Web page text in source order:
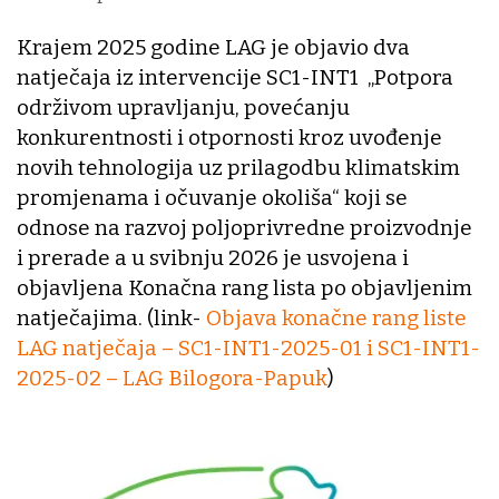
Krajem 2025 godine LAG je objavio dva
natječaja iz intervencije SC1-INT1 „Potpora
održivom upravljanju, povećanju
konkurentnosti i otpornosti kroz uvođenje
novih tehnologija uz prilagodbu klimatskim
promjenama i očuvanje okoliša“ koji se
odnose na razvoj poljoprivredne proizvodnje
i prerade a u svibnju 2026 je usvojena i
objavljena Konačna rang lista po objavljenim
natječajima. (link- Objava konačne rang liste
LAG natječaja – SC1-INT1-2025-01 i SC1-INT1-
2025-02 – LAG Bilogora-Papuk)